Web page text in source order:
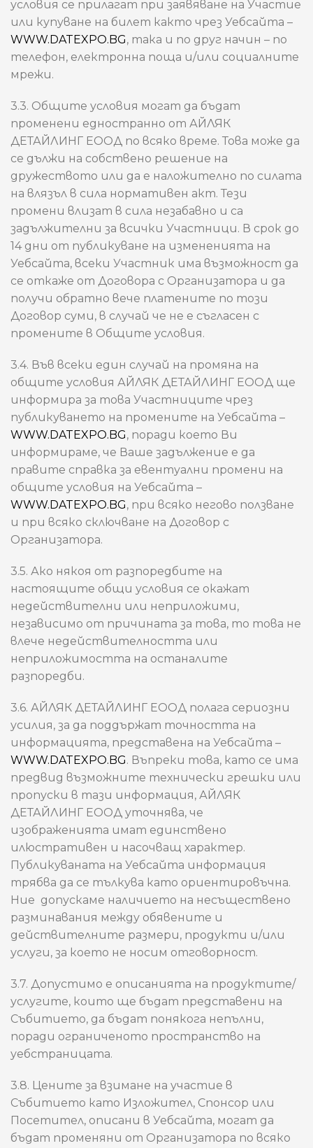
условия се прилагат при заявяване на Участие
или купуване на билет както чрез Уебсайта –
WWW.DATEXPO.BG, така и по друг начин – по
телефон, електронна поща и/или социалните
мрежи.
3.3. Общите условия могат да бъдат
променени едностранно от АЙЛЯК
ДЕТАЙЛИНГ ЕООД по всяко време. Това може да
се дължи на собствено решение на
дружеството или да е наложително по силата
на влязъл в сила нормативен акт. Тези
промени влизат в сила незабавно и са
задължителни за всички Участници. В срок до
14 дни от публикуване на измененията на
Уебсайта, всеки Участник има възможност да
се откаже от Договора с Организатора и да
получи обратно вече платените по този
Договор суми, в случай че не е съгласен с
промените в Общите условия.
3.4. Във всеки един случай на промяна на
общите условия АЙЛЯК ДЕТАЙЛИНГ ЕООД ще
информира за това Участниците чрез
публикуването на промените на Уебсайта –
WWW.DATEXPO.BG, поради което Ви
информираме, че Ваше задължение е да
правите справка за евентуални промени на
общите условия на Уебсайта –
WWW.DATEXPO.BG, при всяко негово ползване
и при всяко сключване на Договор с
Организатора.
3.5. Ако някоя от разпоредбите на
настоящите общи условия се окажат
недействителни или неприложими,
независимо от причината за това, то това не
влече недействителността или
неприложимостта на останалите
разпоредби.
3.6. АЙЛЯК ДЕТАЙЛИНГ ЕООД полага сериозни
усилия, за да поддържат точността на
информацията, представена на Уебсайта –
WWW.DATEXPO.BG. Въпреки това, като се има
предвид възможните технически грешки или
пропуски в тази информация, АЙЛЯК
ДЕТАЙЛИНГ ЕООД уточнява, че
изображенията имат единствено
илюстративен и насочващ характер.
Публикуваната на Уебсайта информация
трябва да се тълкува като ориентировъчна.
Ние допускаме наличието на несъществено
разминавания между обявените и
действителните размери, продукти и/или
услуги, за което не носим отговорност.
3.7. Допустимо е описанията на продуктите/
услугите, които ще бъдат представени на
Събитието, да бъдат понякога непълни,
поради ограниченото пространство на
уебстраницата.
3.8. Цените за взимане на участие в
Събитието като Изложител, Спонсор или
Посетител, описани в Уебсайта, могат да
бъдат променяни от Организатора по всяко